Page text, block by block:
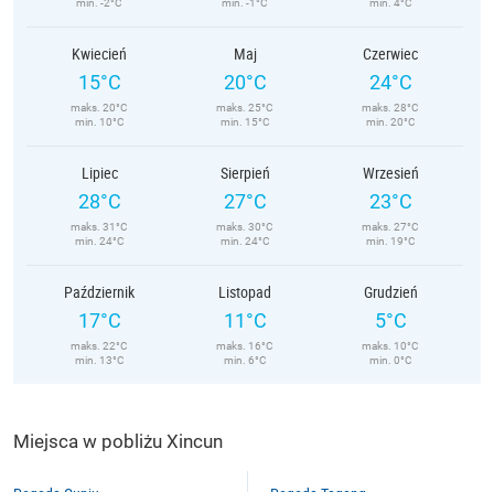
min. -2°C
min. -1°C
min. 4°C
Kwiecień
15°C
maks. 20°C
min. 10°C
Maj
20°C
maks. 25°C
min. 15°C
Czerwiec
24°C
maks. 28°C
min. 20°C
Lipiec
28°C
maks. 31°C
min. 24°C
Sierpień
27°C
maks. 30°C
min. 24°C
Wrzesień
23°C
maks. 27°C
min. 19°C
Październik
17°C
maks. 22°C
min. 13°C
Listopad
11°C
maks. 16°C
min. 6°C
Grudzień
5°C
maks. 10°C
min. 0°C
Miejsca w pobliżu Xincun